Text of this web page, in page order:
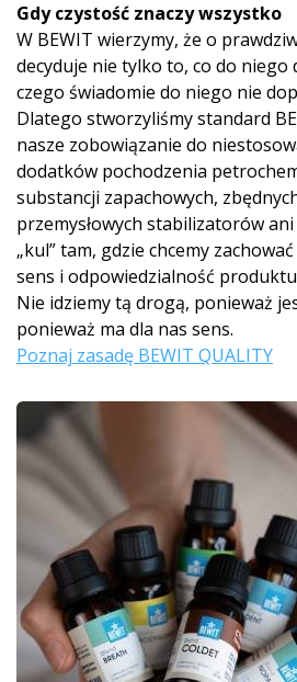
Gdy czystość znaczy wszystko
W BEWIT wierzymy, że o
decyduje nie tylko to, co do niego
czego świadomie do niego nie
Dlatego stworzyliśmy standard
nasze zobowiązanie do
dodatków pochodzenia
substancji zapachowych,
przemysłowych stabilizatorów
„kul” tam, gdzie chcemy
sens i odpowiedzialność
Nie idziemy tą drogą, ponieważ
ponieważ ma dla nas sens.
Poznaj zasadę BEWIT QUALITY